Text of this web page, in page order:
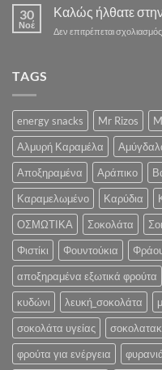
30
Νοέ
Καλώς ήλθατε
Δεν επιτρέπεται σχολιασμός
TAGS
energy snacks Mr Rizos
Αλμυρή Καραμέλα
Αποξηραμένα
Αράπικο
Καραμελωμένο
Καρύδια
ΟΣΜΩΤΙΚΑ
Σοκολάτα
Φιστίκι
Φουντούκια
αποξηραμένα εξωτικά φρούτα
κυδώνι
λευκή_σοκολάτα
σοκολάτα υγείας
φρούτα για ενέργεια